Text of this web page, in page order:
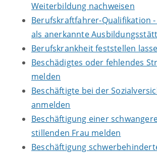
Weiterbildung nachweisen
Berufskraftfahrer-Qualifikation
als anerkannte
Berufskrankheit feststellen
Beschädigtes oder fehlendes
melden
Beschäftigte bei der
anmelden
Beschäftigung einer
stillenden Frau melden
Beschäftigung